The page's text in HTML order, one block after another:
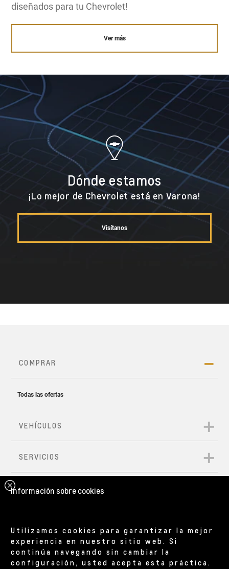
diseñados para tu Chevrolet!
Ver más
Dónde estamos
¡Lo mejor de Chevrolet está en Varona!
Visítanos
Información sobre cookies
Utilizamos cookies para garantizar la mejor
experiencia en nuestro sitio web. Si
continúa navegando sin cambiar la
configuración, usted acepta esta práctica.